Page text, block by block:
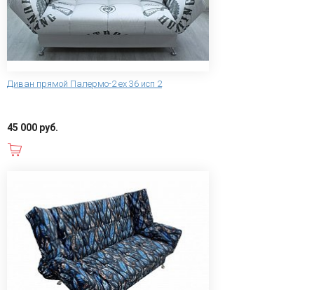
Диван прямой Палермо-2 ex 36 исп 2
45 000 руб.